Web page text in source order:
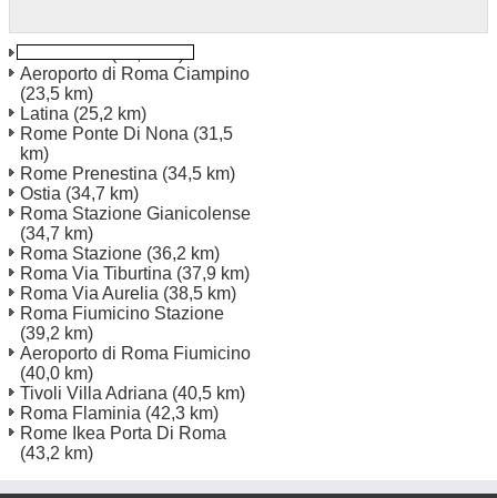
Velletri Rm(15,3 km)
Aeroporto di Roma Ciampino
(23,5 km)
Latina (25,2 km)
Rome Ponte Di Nona (31,5
km)
Rome Prenestina (34,5 km)
Ostia (34,7 km)
Roma Stazione Gianicolense
(34,7 km)
Roma Stazione (36,2 km)
Roma Via Tiburtina (37,9 km)
Roma Via Aurelia (38,5 km)
Roma Fiumicino Stazione
(39,2 km)
Aeroporto di Roma Fiumicino
(40,0 km)
Tivoli Villa Adriana (40,5 km)
Roma Flaminia (42,3 km)
Rome Ikea Porta Di Roma
(43,2 km)